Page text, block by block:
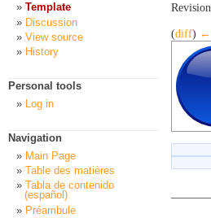
(diff) ←
Template
Discussion
View source
History
Personal tools
Log in
Navigation
Main Page
Table des matières
Tabla de contenido
(español)
Préambule